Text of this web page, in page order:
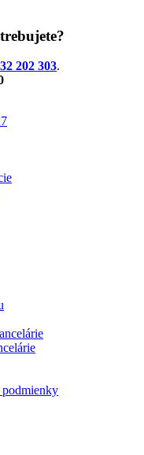
202 303.
podmienky